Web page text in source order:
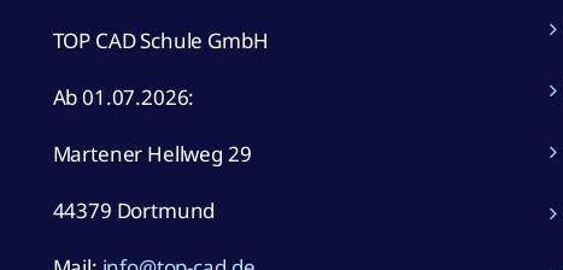
TOP CAD Schule GmbH
Ab 01.07.2026:
Martener Hellweg 29
44379 Dortmund